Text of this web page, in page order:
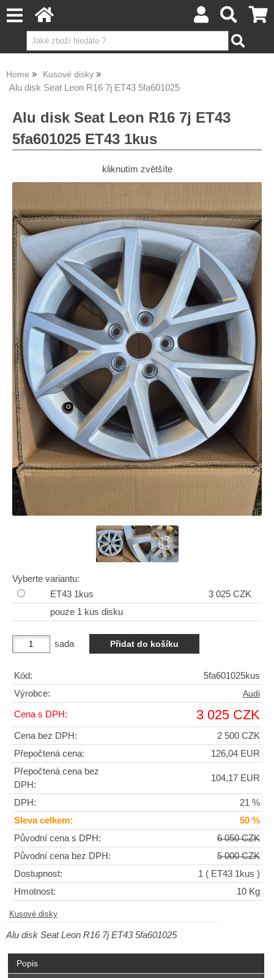
Home Kusové disky
Alu disk Seat Leon R16 7j ET43 5fa601025
Alu disk Seat Leon R16 7j ET43
5fa601025 ET43 1kus
kliknutím zvětšíte
Vyberte variantu:
ET43 1kus
3 025 CZK
pouze 1 kus disku
sada
Kód:
5fa601025kus
Výrobce:
Audi
Cena s DPH: 3 025 CZK
Cena bez DPH:
2 500 CZK
Přepočtená cena:
126,04 EUR
Přepočtená cena bez
DPH:
104,17 EUR
DPH:
21 %
Sleva celkem:
50 %
Původní cena s DPH:
6 050 CZK
Původní cena bez DPH:
5 000 CZK
Dostupnost:
1 ( ET43 1kus )
Hmotnost:
10 Kg
Kusové disky
Alu disk Seat Leon R16 7j ET43 5fa601025
Popis